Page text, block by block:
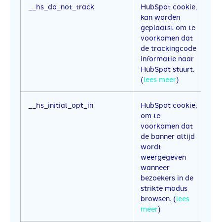
__hs_do_not_track
HubSpot cookie,
kan worden
geplaatst om te
voorkomen dat
de trackingcode
informatie naar
HubSpot stuurt.
(lees meer)
__hs_initial_opt_in
HubSpot cookie,
om te
voorkomen dat
de banner altijd
wordt
weergegeven
wanneer
bezoekers in de
strikte modus
browsen. (lees
meer)